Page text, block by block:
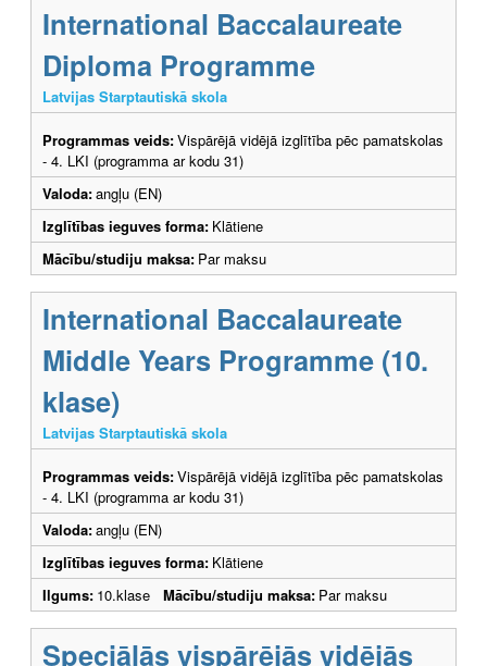
International Baccalaureate
Diploma Programme
Latvijas Starptautiskā skola
Programmas veids:Vispārējā vidējā izglītība pēc pamatskolas
- 4. LKI (programma ar kodu 31)
Valoda:angļu (EN)
Izglītības ieguves forma: Klātiene
Mācību/studiju maksa: Par maksu
International Baccalaureate
Middle Years Programme (10.
klase)
Latvijas Starptautiskā skola
Programmas veids:Vispārējā vidējā izglītība pēc pamatskolas
- 4. LKI (programma ar kodu 31)
Valoda:angļu (EN)
Izglītības ieguves forma: Klātiene
Ilgums: 10.klase Mācību/studiju maksa: Par maksu
Speciālās vispārējās vidējās